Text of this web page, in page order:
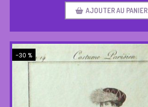
AJOUTER AU PANIER
-30 %